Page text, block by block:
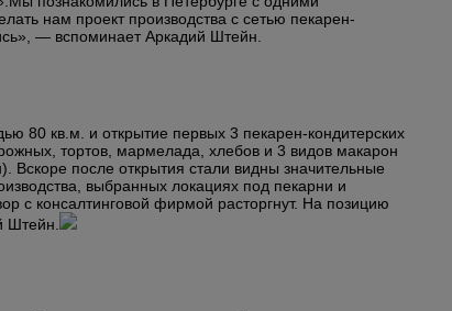
нам проект производства с сетью пекарен-
— вспоминает Аркадий Штейн.
80 кв.м. и открытие первых 3 пекарен-кондитерских
тортов, мармелада, хлебов и 3 видов макарон
после открытия стали видны значительные
выбранных локациях под пекарни и
с консалтинговой фирмой расторгнут. На позицию
Штейн.